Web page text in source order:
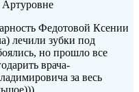
Артуровне
Федотовой Ксении
лечили зубки под
но прошло все
врача-
за весь